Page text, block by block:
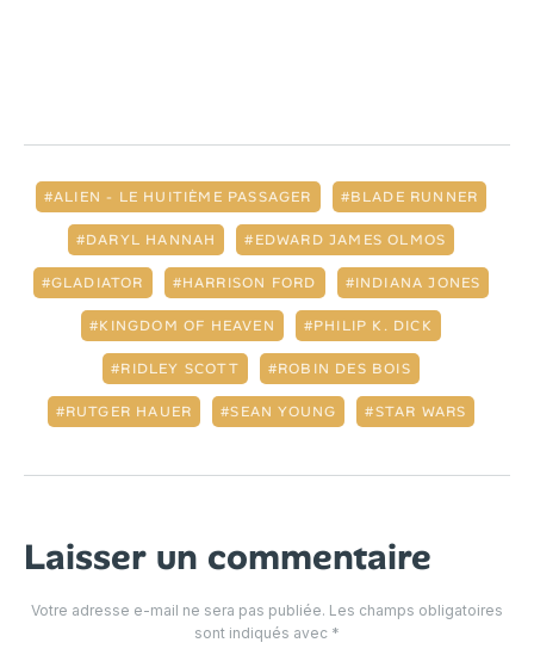
ALIEN - LE HUITIÈME PASSAGER BLADE RUNNER
DARYL HANNAH EDWARD JAMES OLMOS
GLADIATOR HARRISON FORD INDIANA JONES
KINGDOM OF HEAVEN PHILIP K. DICK
RIDLEY SCOTT ROBIN DES BOIS
RUTGER HAUER SEAN YOUNG STAR WARS
Laisser un commentaire
Votre adresse e-mail ne sera pas publiée. Les champs obligatoires
sont indiqués avec *